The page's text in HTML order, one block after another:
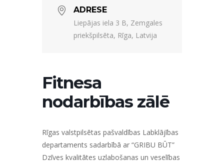
ADRESE
Liepājas iela 3 B, Zemgales
priekšpilsēta, Rīga, Latvija
Fitnesa
nodarbības zālē
Rīgas valstpilsētas pašvaldības Labklājības
departaments sadarbībā ar “GRIBU BŪT”
Dzīves kvalitātes uzlabošanas un veselības